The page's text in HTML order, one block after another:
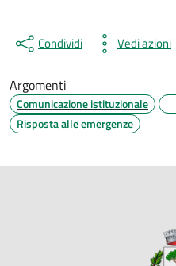
Condividi Vedi azioni
Argomenti
Comunicazione istituzionale
Risposta alle emergenze